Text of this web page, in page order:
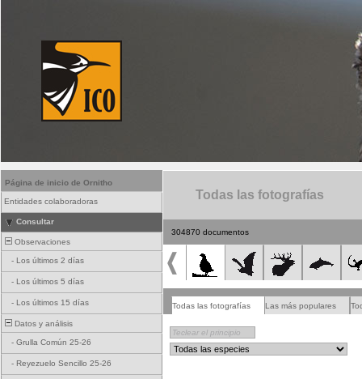
Página de inicio de Ornitho
Entidades colaboradoras
Consultar
Observaciones
- Los últimos 2 días
- Los últimos 5 días
- Los últimos 15 días
Datos y análisis
- Grulla Común 25-26
- Reyezuelo Sencillo 25-26
Todas las fotografías
304870 documentos
Todas las fotografías Las más populares